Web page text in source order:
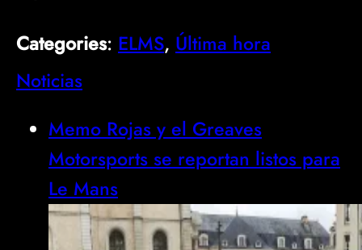
Categories: ELMS, Última hora
Noticias
Memo Rojas y el Greaves
Motorsports se reportan listos para
Le Mans